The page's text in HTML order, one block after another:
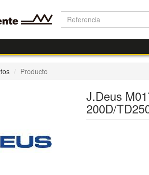
Producto
J.Deus
200D/